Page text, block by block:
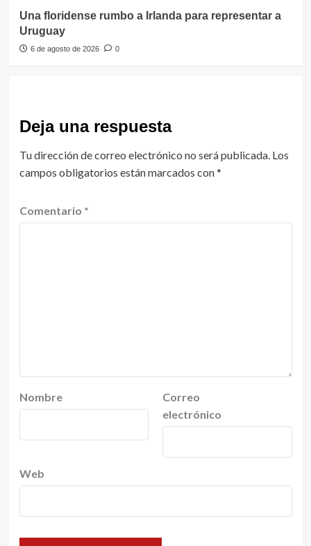
Una floridense rumbo a Irlanda para representar a
Uruguay
6 de agosto de 2026 0
Deja una respuesta
Tu dirección de correo electrónico no será publicada. Los
campos obligatorios están marcados con*
Comentario *
Nombre
Correo
electrónico
Web